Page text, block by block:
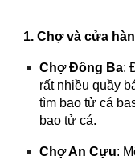
1. Chợ và cửa
Chợ Đông Ba:
rất nhiều quầy
tìm bao tử cá
bao tử cá.
Chợ An Cựu: